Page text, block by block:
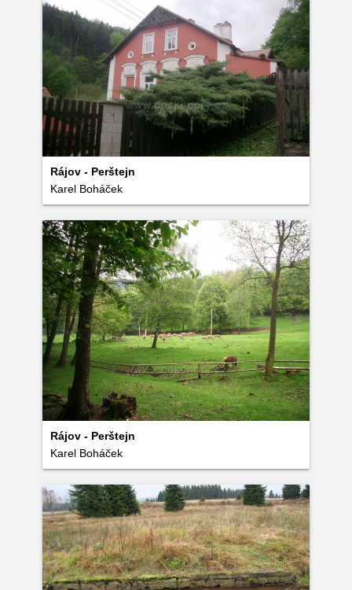
Rájov - Perštejn
Karel Boháček
Rájov - Perštejn
Karel Boháček